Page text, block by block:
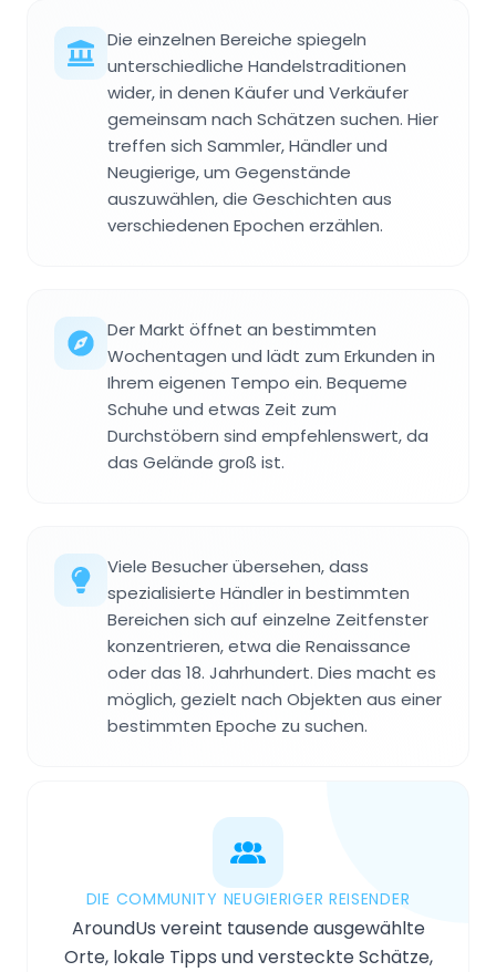
Die einzelnen Bereiche spiegeln
unterschiedliche Handelstraditionen
wider, in denen Käufer und Verkäufer
gemeinsam nach Schätzen suchen. Hier
treffen sich Sammler, Händler und
Neugierige, um Gegenstände
auszuwählen, die Geschichten aus
verschiedenen Epochen erzählen.
Der Markt öffnet an bestimmten
Wochentagen und lädt zum Erkunden in
Ihrem eigenen Tempo ein. Bequeme
Schuhe und etwas Zeit zum
Durchstöbern sind empfehlenswert, da
das Gelände groß ist.
Viele Besucher übersehen, dass
spezialisierte Händler in bestimmten
Bereichen sich auf einzelne Zeitfenster
konzentrieren, etwa die Renaissance
oder das 18. Jahrhundert. Dies macht es
möglich, gezielt nach Objekten aus einer
bestimmten Epoche zu suchen.
DIE COMMUNITY NEUGIERIGER REISENDER
AroundUs vereint tausende ausgewählte
Orte, lokale Tipps und versteckte Schätze,